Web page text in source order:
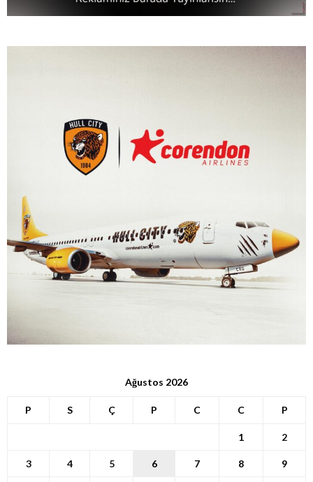
Ağustos 2026
P S Ç P C C P
1 2
3 4 5 6 7 8 9